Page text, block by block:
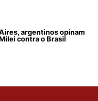
argentinos opinam
contra o Brasil